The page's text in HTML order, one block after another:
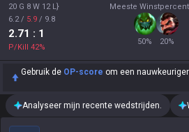
20 G 8 W 12 L}
6.2/ 5.9 / 9.8
2.71 : 1
P/Kill 42%
Meeste
50% 20%
Gebruik de OP-score om een
Analyseer mijn recente wedstrijden.